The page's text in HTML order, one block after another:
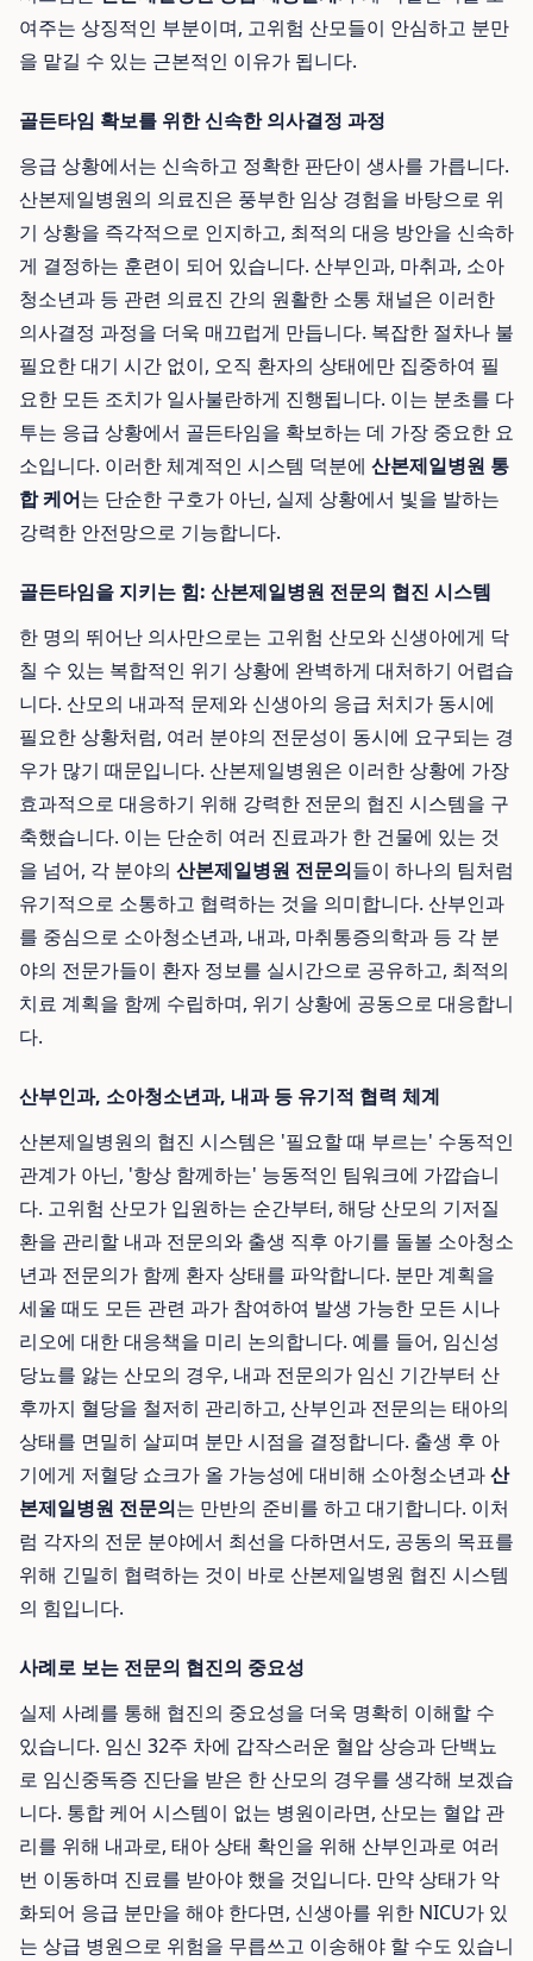
여주는 상징적인 부분이며, 고위험 산모들이 안심하고 분만
을 맡길 수 있는 근본적인 이유가 됩니다.
골든타임 확보를 위한 신속한 의사결정 과정
응급 상황에서는 신속하고 정확한 판단이 생사를 가릅니다.
산본제일병원의 의료진은 풍부한 임상 경험을 바탕으로 위
기 상황을 즉각적으로 인지하고, 최적의 대응 방안을 신속하
게 결정하는 훈련이 되어 있습니다. 산부인과, 마취과, 소아
청소년과 등 관련 의료진 간의 원활한 소통 채널은 이러한
의사결정 과정을 더욱 매끄럽게 만듭니다. 복잡한 절차나 불
필요한 대기 시간 없이, 오직 환자의 상태에만 집중하여 필
요한 모든 조치가 일사불란하게 진행됩니다. 이는 분초를 다
투는 응급 상황에서 골든타임을 확보하는 데 가장 중요한 요
소입니다. 이러한 체계적인 시스템 덕분에 산본제일병원 통
합 케어는 단순한 구호가 아닌, 실제 상황에서 빛을 발하는
강력한 안전망으로 기능합니다.
골든타임을 지키는 힘: 산본제일병원 전문의 협진 시스템
한 명의 뛰어난 의사만으로는 고위험 산모와 신생아에게 닥
칠 수 있는 복합적인 위기 상황에 완벽하게 대처하기 어렵습
니다. 산모의 내과적 문제와 신생아의 응급 처치가 동시에
필요한 상황처럼, 여러 분야의 전문성이 동시에 요구되는 경
우가 많기 때문입니다. 산본제일병원은 이러한 상황에 가장
효과적으로 대응하기 위해 강력한 전문의 협진 시스템을 구
축했습니다. 이는 단순히 여러 진료과가 한 건물에 있는 것
을 넘어, 각 분야의 산본제일병원 전문의들이 하나의 팀처럼
유기적으로 소통하고 협력하는 것을 의미합니다. 산부인과
를 중심으로 소아청소년과, 내과, 마취통증의학과 등 각 분
야의 전문가들이 환자 정보를 실시간으로 공유하고, 최적의
치료 계획을 함께 수립하며, 위기 상황에 공동으로 대응합니
다.
산부인과, 소아청소년과, 내과 등 유기적 협력 체계
산본제일병원의 협진 시스템은 '필요할 때 부르는' 수동적인
관계가 아닌, '항상 함께하는' 능동적인 팀워크에 가깝습니
다. 고위험 산모가 입원하는 순간부터, 해당 산모의 기저질
환을 관리할 내과 전문의와 출생 직후 아기를 돌볼 소아청소
년과 전문의가 함께 환자 상태를 파악합니다. 분만 계획을
세울 때도 모든 관련 과가 참여하여 발생 가능한 모든 시나
리오에 대한 대응책을 미리 논의합니다. 예를 들어, 임신성
당뇨를 앓는 산모의 경우, 내과 전문의가 임신 기간부터 산
후까지 혈당을 철저히 관리하고, 산부인과 전문의는 태아의
상태를 면밀히 살피며 분만 시점을 결정합니다. 출생 후 아
기에게 저혈당 쇼크가 올 가능성에 대비해 소아청소년과산
본제일병원 전문의는 만반의 준비를 하고 대기합니다. 이처
럼 각자의 전문 분야에서 최선을 다하면서도, 공동의 목표를
위해 긴밀히 협력하는 것이 바로 산본제일병원 협진 시스템
의 힘입니다.
사례로 보는 전문의 협진의 중요성
실제 사례를 통해 협진의 중요성을 더욱 명확히 이해할 수
있습니다. 임신 32주 차에 갑작스러운 혈압 상승과 단백뇨
로 임신중독증 진단을 받은 한 산모의 경우를 생각해 보겠습
니다. 통합 케어 시스템이 없는 병원이라면, 산모는 혈압 관
리를 위해 내과로, 태아 상태 확인을 위해 산부인과로 여러
번 이동하며 진료를 받아야 했을 것입니다. 만약 상태가 악
화되어 응급 분만을 해야 한다면, 신생아를 위한 NICU가 있
는 상급 병원으로 위험을 무릅쓰고 이송해야 할 수도 있습니